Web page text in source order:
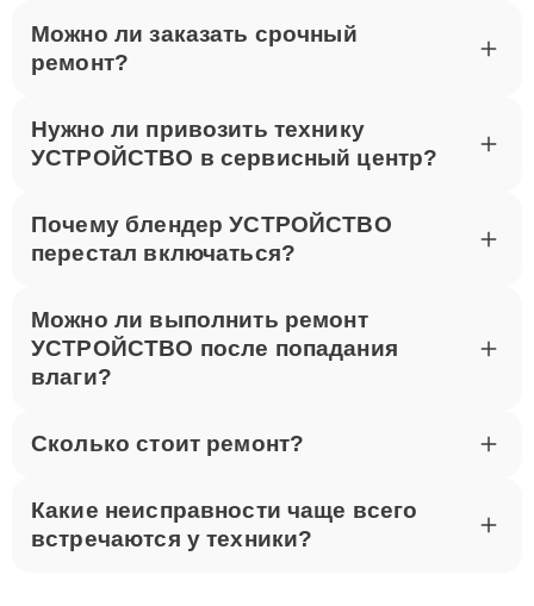
023-83-23 или посетите наш сервисный центр по
адресу улица Шаболовка, 52. Мы оперативно
Можно ли заказать срочный
ремонт?
Нужно ли привозить технику
УСТРОЙСТВО в сервисный центр?
Почему блендер УСТРОЙСТВО
перестал включаться?
Можно ли выполнить ремонт
УСТРОЙСТВО после попадания
влаги?
Сколько стоит ремонт?
Какие неисправности чаще всего
встречаются у техники?